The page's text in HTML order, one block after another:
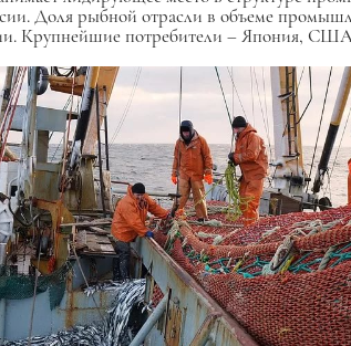
Доля рыбной отрасли в объеме
Крупнейшие потребители – Япония,